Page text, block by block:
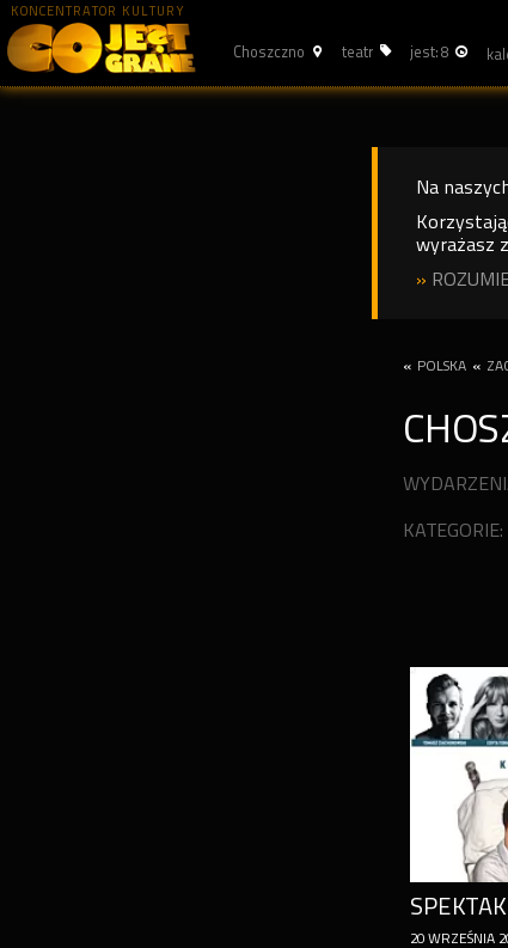
KONCENTRATOR KULTURY
Choszczno teatr jest: 8
Na
wyrażasz
»
« POLSKA «
KATEGORIE:
20 WRZEŚNIA